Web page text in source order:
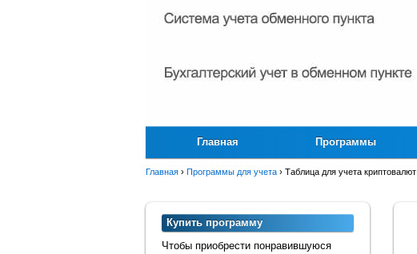
Главная Программы
Главная › Программы для учета › Таблица для учета криптовалют
Купить программу
Чтобы приобрести понравившуюся